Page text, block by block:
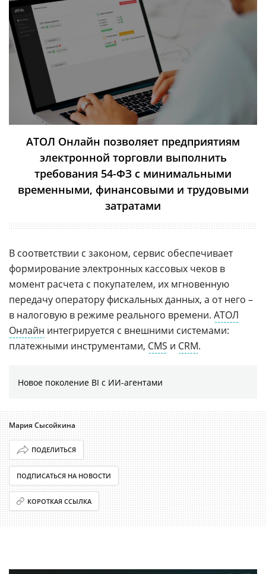
АТОЛ Онлайн позволяет предприятиям
электронной торговли выполнить
требования 54-ФЗ с минимальными
временными, финансовыми и трудовыми
затратами
В соответствии с законом, сервис обеспечивает
формирование электронных кассовых чеков в
момент расчета с покупателем, их мгновенную
передачу оператору фискальных данных, а от него –
в налоговую в режиме реального времени. АТОЛ
Онлайн интегрируется с внешними системами:
платежными инструментами, CMS и CRM.
Новое поколение BI с ИИ-агентами
Мария Сысойкина
ПОДЕЛИТЬСЯ
ПОДПИСАТЬСЯ НА НОВОСТИ
КОРОТКАЯ ССЫЛКА